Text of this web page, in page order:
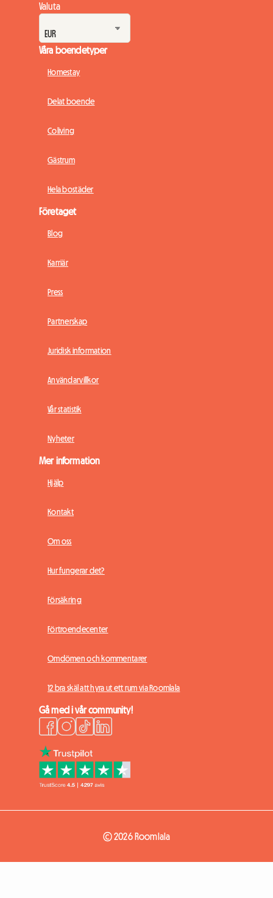
Valuta
Våra boendetyper
Homestay
Delat boende
Coliving
Gästrum
Hela bostäder
Företaget
Blog
Karriär
Press
Partnerskap
Juridisk information
Användarvillkor
Vår statistik
Nyheter
Mer information
Hjälp
Kontakt
Om oss
Hur fungerar det?
Försäkring
Förtroendecenter
Omdömen och kommentarer
12 bra skäl att hyra ut ett rum via Roomlala
Gå med i vår community!
© 2026 Roomlala